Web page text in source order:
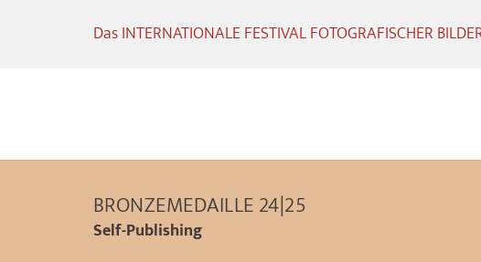
Das INTERNATIONALE FESTIVAL FOTOGRAFISCHER
BRONZEMEDAILLE 24|25
Self-Publishing